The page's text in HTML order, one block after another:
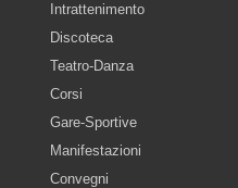
Intrattenimento
Discoteca
Teatro-Danza
Corsi
Gare-Sportive
Manifestazioni
Convegni